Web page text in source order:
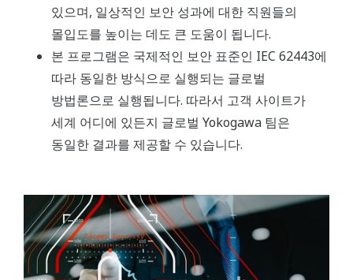
있으며, 일상적인 보안 성과에 대한 직원들의
몰입도를 높이는 데도 큰 도움이 됩니다.
본 프로그램은 국제적인 보안 표준인 IEC 62443에
따라 동일한 방식으로 실행되는 글로벌
방법론으로 실행됩니다. 따라서 고객 사이트가
세계 어디에 있든지 글로벌 Yokogawa 팀은
동일한 결과를 제공할 수 있습니다.